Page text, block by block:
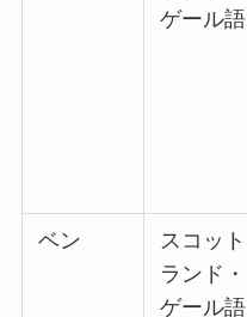
ゲール語
ベン
スコット
ランド・
ゲール語